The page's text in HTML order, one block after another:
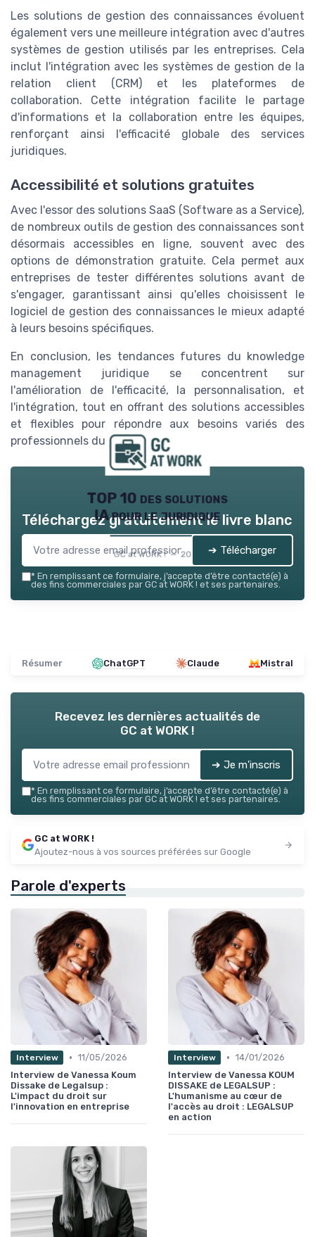
Les solutions de gestion des connaissances évoluent
également vers une meilleure intégration avec d'autres
systèmes de gestion utilisés par les entreprises. Cela
inclut l'intégration avec les systèmes de gestion de la
relation client (CRM) et les plateformes de
collaboration. Cette intégration facilite le partage
d'informations et la collaboration entre les équipes,
renforçant ainsi l'efficacité globale des services
juridiques.
Accessibilité et solutions gratuites
Avec l'essor des solutions SaaS (Software as a Service),
de nombreux outils de gestion des connaissances sont
désormais accessibles en ligne, souvent avec des
options de démonstration gratuite. Cela permet aux
entreprises de tester différentes solutions avant de
s'engager, garantissant ainsi qu'elles choisissent le
logiciel de gestion des connaissances le mieux adapté
à leurs besoins spécifiques.
En conclusion, les tendances futures du knowledge
management juridique se concentrent sur
l'amélioration de l'efficacité, la personnalisation, et
l'intégration, tout en offrant des solutions accessibles
et flexibles pour répondre aux besoins variés des
professionnels du droit.
TOP 10 des solutions
IA pour le juridique
GC at WORK ! — 2026
Téléchargez gratuitement le livre blanc
➔ Télécharger
* En remplissant ce formulaire, j’accepte d’être contacté(e) à
des fins commerciales par GC at WORK ! et ses partenaires.
Résumer ChatGPT Claude Mistral
Recevez les dernières actualités de
GC at WORK !
➔ Je m'inscris
* En remplissant ce formulaire, j’accepte d’être contacté(e) à
des fins commerciales par GC at WORK ! et ses partenaires.
GC at WORK !
Ajoutez-nous à vos sources préférées sur Google
Parole d'experts
Interview • 11/05/2026
Interview de Vanessa Koum
Dissake de Legalsup :
L'impact du droit sur
l'innovation en entreprise
Interview • 14/01/2026
Interview de Vanessa KOUM
DISSAKE de LEGALSUP :
L'humanisme au cœur de
l'accès au droit : LEGALSUP
en action